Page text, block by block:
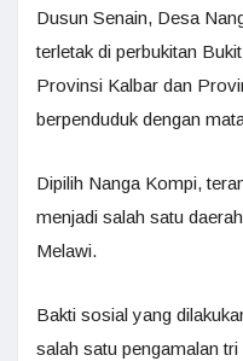
Dusun Senain, Desa
terletak di perbukitan
Provinsi Kalbar dan
berpenduduk dengan
Dipilih Nanga Kompi,
menjadi salah satu
Melawi.
Bakti sosial yang
salah satu pengamalan